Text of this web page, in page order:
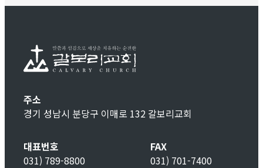
주소
경기 성남시 분당구 이매로 132 갈보리교회
대표번호
031) 789-8800
FAX
031) 701-7400